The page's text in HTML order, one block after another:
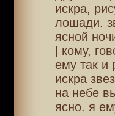
искра,
лошади.
ясной
| кому,
ему так и
искра
на небе
ясно. я